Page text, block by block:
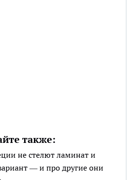
также:
не стелют ламинат и
— и про другие они